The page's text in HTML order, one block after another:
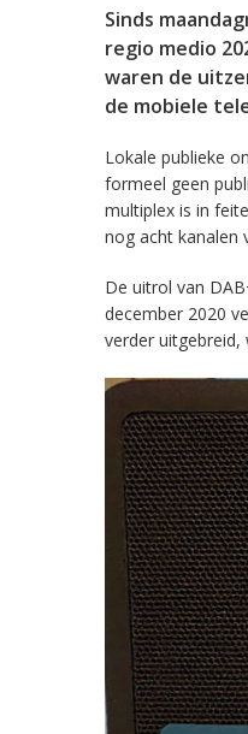
Sinds
regio medio
waren de
de mobiele
Lokale publieke
formeel geen
multiplex is in
nog acht kanalen
De uitrol van
december 2020
verder